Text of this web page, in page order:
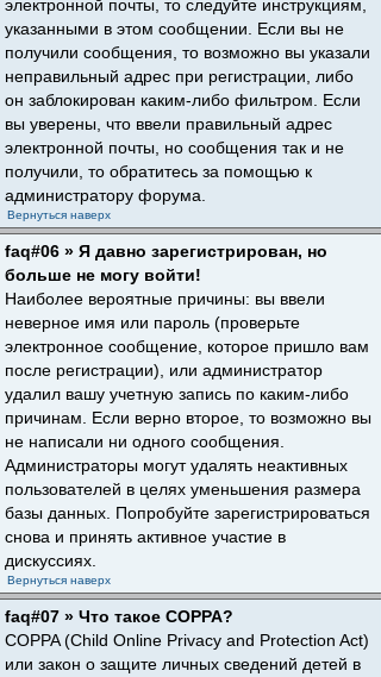
электронной почты, то следуйте инструкциям,
указанными в этом сообщении. Если вы не
получили сообщения, то возможно вы указали
неправильный адрес при регистрации, либо
он заблокирован каким-либо фильтром. Если
вы уверены, что ввели правильный адрес
электронной почты, но сообщения так и не
получили, то обратитесь за помощью к
администратору форума.
Вернуться наверх
faq#06 » Я давно зарегистрирован, но
больше не могу войти!
Наиболее вероятные причины: вы ввели
неверное имя или пароль (проверьте
электронное сообщение, которое пришло вам
после регистрации), или администратор
удалил вашу учетную запись по каким-либо
причинам. Если верно второе, то возможно вы
не написали ни одного сообщения.
Администраторы могут удалять неактивных
пользователей в целях уменьшения размера
базы данных. Попробуйте зарегистрироваться
снова и принять активное участие в
дискуссиях.
Вернуться наверх
faq#07 » Что такое COPPA?
COPPA (Child Online Privacy and Protection Act)
или закон о защите личных сведений детей в